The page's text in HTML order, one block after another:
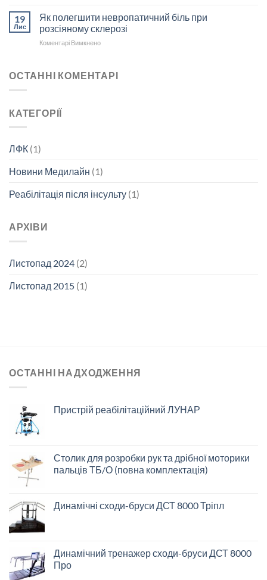
травмою
спинного
мозку
спінальній
та
атрофії
19
Лис
Як полегшити невропатичний біль при
розсіяному склерозі
Коментарі Вимкненодо
невропатичний
ОСТАННІ КОМЕНТАРІ
КАТЕГОРІЇ
ЛФК (1)
Новини Медилайн (1)
Реабілітація після інсульту (1)
АРХІВИ
Листопад 2024 (2)
Листопад 2015 (1)
ОСТАННІ НАДХОДЖЕННЯ
Пристрій реабілітаційний ЛУНАР
Столик для розробки рук та дрібної моторики
пальців ТБ/О (повна комплектація)
Динамічні сходи-бруси ДСТ 8000 Тріпл
Динамічний тренажер сходи-бруси ДСТ 8000
Про